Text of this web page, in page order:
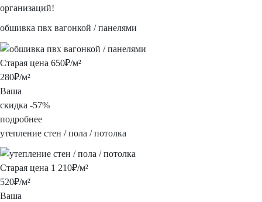
организаций!
обшивка пвх вагонкой / панелями
Старая цена 650₽/м²
280₽/м²
Ваша
скидка -57%
подробнее
утепление стен / пола /потолка
Старая цена 1 210₽/м²
520₽/м²
Ваша